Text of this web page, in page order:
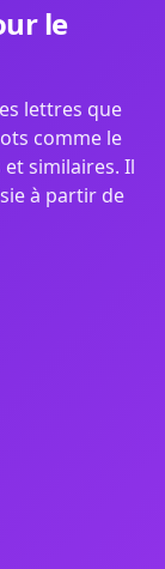
le
lettres que
comme le
similaires. Il
à partir de